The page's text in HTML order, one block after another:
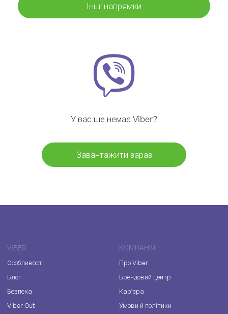
Інші напрямки
У вас ще немає Viber?
Завантажити зараз
VIBER
Особливості
Блог
Безпека
Viber Out
КОМПАНІЯ
Про Viber
Брендовий центр
Кар'єра
Умови й політики